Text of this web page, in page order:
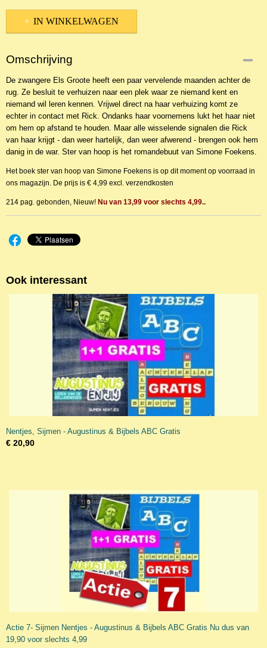
IN WINKELWAGEN
Omschrijving
De zwangere Els Groote heeft een paar vervelende maanden achter de
rug. Ze besluit te verhuizen naar een plek waar ze niemand kent en
niemand wil leren kennen. Vrijwel direct na haar verhuizing komt ze
echter in contact met Rick. Ondanks haar voornemens lukt het haar niet
om hem op afstand te houden. Maar alle wisselende signalen die Rick
van haar krijgt - dan weer hartelijk, dan weer afwerend - brengen ook hem
danig in de war. Ster van hoop is het romandebuut van Simone Foekens.
Het boek ster van hoop van Simone Foekens is op dit moment op voorraad in
ons magazijn. De prijs is € 4,99 excl. verzendkosten
214 pag. gebonden, Nieuw! Nu van 13,99 voor slechts 4,99..
Ook interessant
Nentjes, Sijmen - Augustinus & Bijbels ABC Gratis
€ 20,90
Actie 7- Sijmen Nentjes - Augustinus & Bijbels ABC Gratis Nu dus van
19,90 voor slechts 4,99